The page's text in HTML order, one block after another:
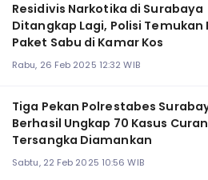
Residivis Narkotika di Surabaya
Ditangkap Lagi, Polisi Temukan
Paket Sabu di Kamar Kos
Rabu, 26 Feb 2025 12:32 WIB
Tiga Pekan Polrestabes
Berhasil Ungkap 70 Kasus
Tersangka Diamankan
Sabtu, 22 Feb 2025 10:56 WIB